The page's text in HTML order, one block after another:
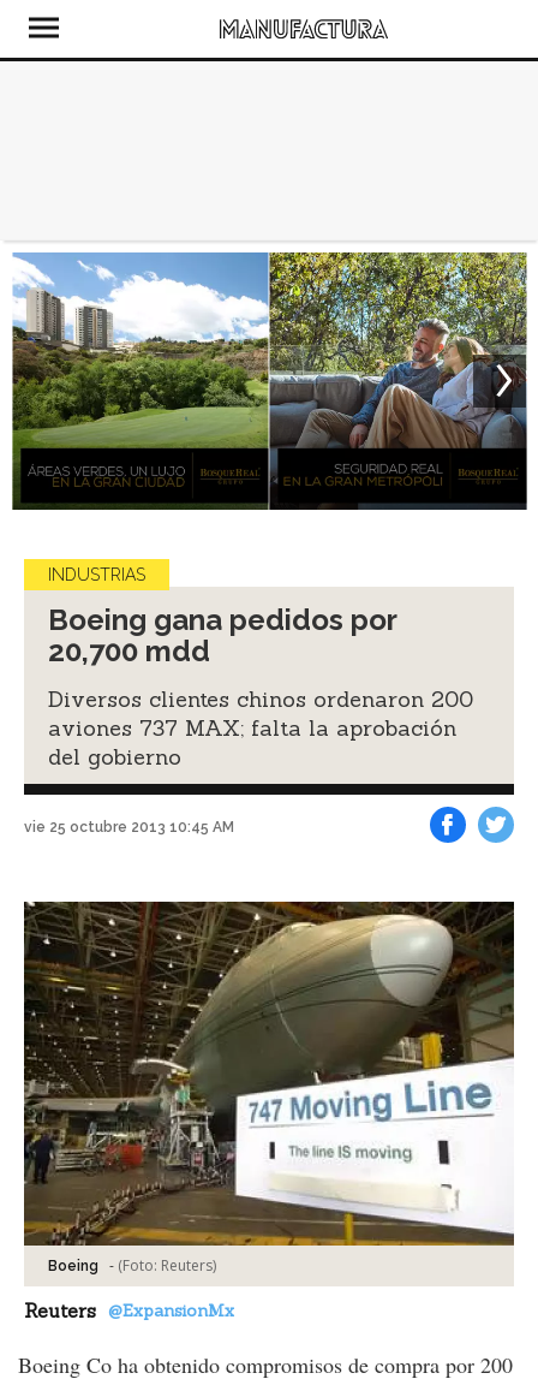
INDUSTRIAS
Boeing gana pedidos por
20,700 mdd
Diversos clientes chinos ordenaron 200
aviones 737 MAX; falta la aprobación
del gobierno
vie 25 octubre 2013 10:45 AM
Boeing - (Foto: Reuters)
Reuters @ExpansionMx
Boeing Co ha obtenido compromisos de compra por 200